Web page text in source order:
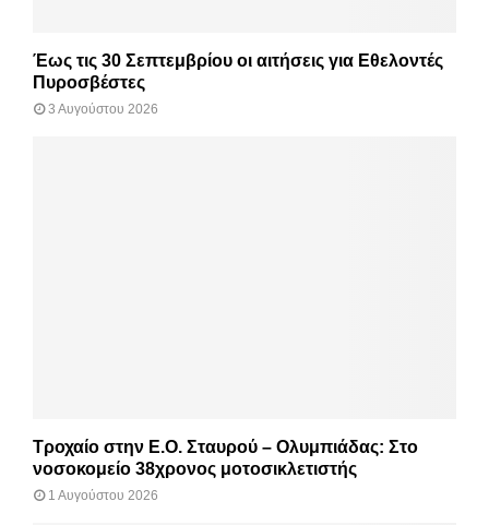
Έως τις 30 Σεπτεμβρίου οι αιτήσεις για Εθελοντές
Πυροσβέστες
3 Αυγούστου 2026
Τροχαίο στην Ε.Ο. Σταυρού – Ολυμπιάδας: Στο
νοσοκομείο 38χρονος μοτοσικλετιστής
1 Αυγούστου 2026